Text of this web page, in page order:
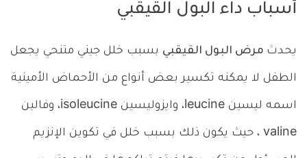
أسباب داء البول القيقبي
يحدث مرض البول القيقبي بسبب خلل جيني متنحي يجعل
الطفل لا يمكنه تكسير بعض أنواع من الأحماض الأمينية
اسمه ليسين leucine، وايزوليسين isoleucine، وفالين
valine ، حيث يكون ذلك بسبب خلل في تكوين الإنزيم